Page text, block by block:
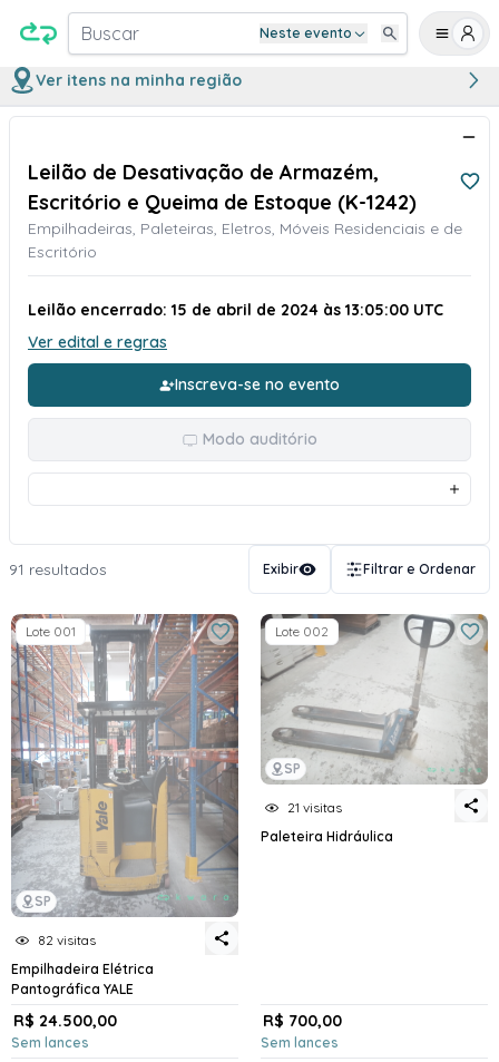
Buscar Neste evento
Ver itens na minha região
Leilão de Desativação de Armazém,
Escritório e Queima de Estoque (K-1242)
Empilhadeiras, Paleteiras, Eletros, Móveis Residenciais e de
Escritório
Leilão encerrado: 15 de abril de 2024 às 13:05:00 UTC
Ver edital e regras
Inscreva-se no evento
Modo auditório
91 resultados Exibir Filtrar e Ordenar
SP
Lote 001
82 visitas
Empilhadeira Elétrica
Pantográfica YALE
R$ 24.500,00
Sem lances
SP
Lote 002
21 visitas
Paleteira Hidráulica
R$ 700,00
Sem lances